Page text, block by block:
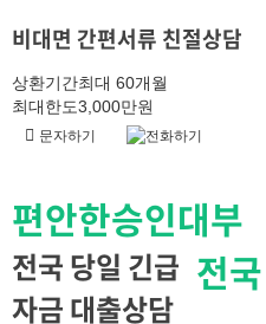
비대면 간편서류 친절상담
상환기간최대 60개월
최대한도3,000만원
문자하기 전화하기
편안한승인대부
전국
전국 당일 긴급
자금 대출상담